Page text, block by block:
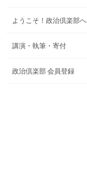
ようこそ！政治倶楽部へ
講演・執筆・寄付
政治倶楽部 会員登録